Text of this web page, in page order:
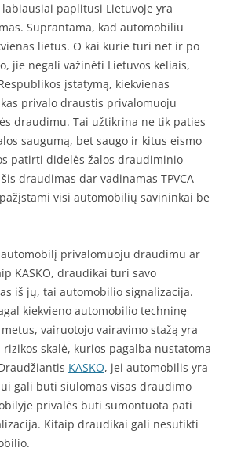
paplitusi Lietuvoje yra
Suprantama, kad automobiliu
lietus. O kai kurie turi net ir po
jie negali važinėti Lietuvos keliais,
įstatymą, kiekvienas
privalo draustis privalomuoju
draudimu. Tai užtikrina ne tik paties
saugumą, bet saugo ir kitus eismo
patirti didelės žalos draudiminio
draudimas dar vadinamas TPVCA
visi automobilių savininkai be
privalomuoju draudimu ar
KASKO, draudikai turi savo
iš jų, tai automobilio signalizacija.
kiekvieno automobilio techninę
vairuotojo vairavimo stažą yra
skalė, kurios pagalba nustatoma
KASKO, jei automobilis yra
gali būti siūlomas visas draudimo
privalės būti sumontuota pati
Kitaip draudikai gali nesutikti